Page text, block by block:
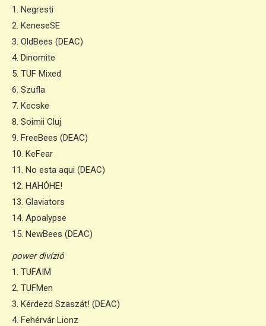
1. Negresti
2. KeneseSE
3. OldBees (DEAC)
4. Dinomite
5. TUF Mixed
6. Szufla
7. Kecske
8. Soimii Cluj
9. FreeBees (DEAC)
10. KeFear
11. No esta aqui (DEAC)
12. HAHÓHE!
13. Glaviators
14. Apoalypse
15. NewBees (DEAC)
power divízió
1. TUFAIM
2. TUFMen
3. Kérdezd Szaszát! (DEAC)
4. Fehérvár Lionz